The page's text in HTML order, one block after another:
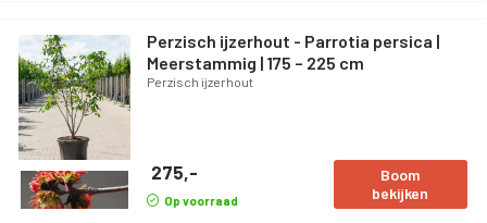
Perzisch ijzerhout - Parrotia persica |
Meerstammig | 175 – 225 cm
Perzisch ijzerhout
275,-
Op voorraad
Boom
bekijken